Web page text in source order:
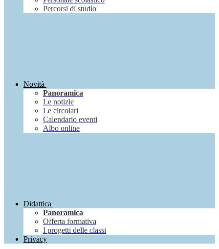
Percorsi di studio
Novità
Panoramica
Le notizie
Le circolari
Calendario eventi
Albo online
Didattica
Panoramica
Offerta formativa
I progetti delle classi
Privacy